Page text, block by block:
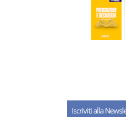
D.
Iscriviti alla